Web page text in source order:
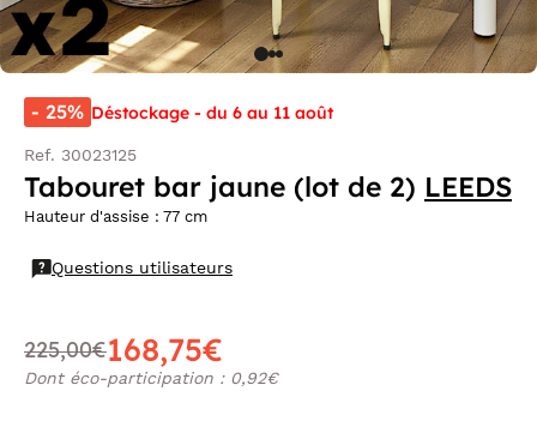
- 25% Déstockage - du 6 au 11 août
Ref. 30023125
Tabouret bar jaune (lot de 2) LEEDS
Hauteur d'assise : 77 cm
Questions utilisateurs
225,00€168,75€
Dont éco-participation : 0,92€